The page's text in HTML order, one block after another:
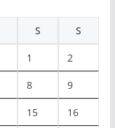
S S
1 2
8 9
15 16